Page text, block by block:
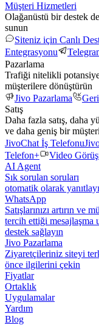
Müşteri Hizmetleri
Olağanüstü bir destek
sunun
Siteniz için Canlı
Entegrasyonu
Pazarlama
Trafiği nitelikli
müşterilere dönüştürün
Jivo Pazarlama
Satış
Daha fazla satış, daha
ve daha geniş bir
JivoChat İş Telefonu
Telefon+
Video
AI Agent
Sık sorulan soruları
otomatik olarak
WhatsApp
Satışlarınızı artırın ve
tercih ettiği mesajlaşma
destek sağlayın
Jivo Pazarlama
Ziyaretçileriniz siteyi
önce ilgilerini çekin
Fiyatlar
Ortaklık
Uygulamalar
Yardım
Blog